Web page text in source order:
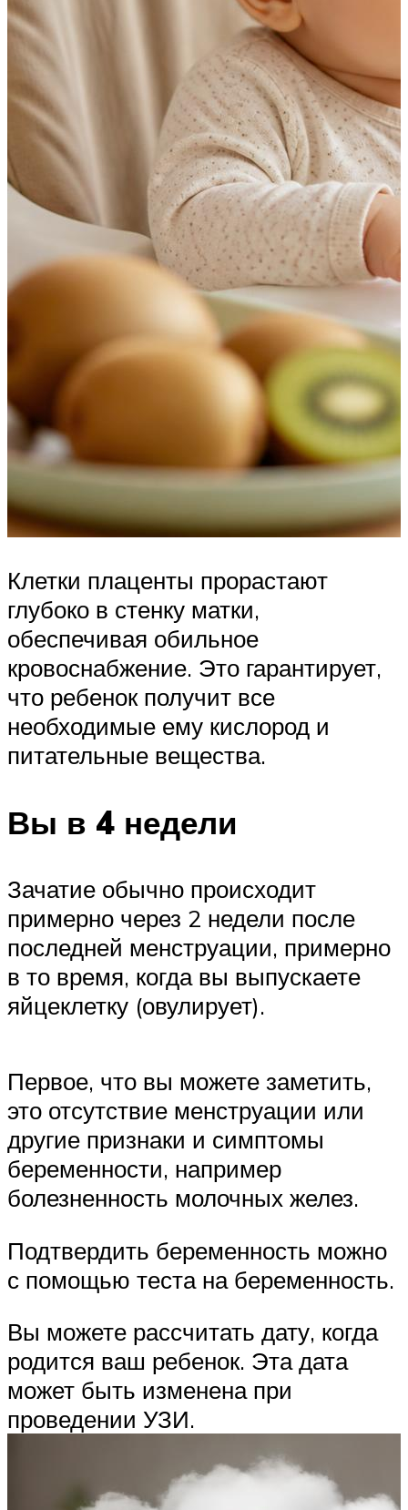
Клетки плаценты прорастают
глубоко в стенку матки,
обеспечивая обильное
кровоснабжение. Это гарантирует,
что ребенок получит все
необходимые ему кислород и
питательные вещества.
Вы в 4 недели
Зачатие обычно происходит
примерно через 2 недели после
последней менструации, примерно
в то время, когда вы выпускаете
яйцеклетку (овулирует).
Первое, что вы можете заметить,
это отсутствие менструации или
другие признаки и симптомы
беременности, например
болезненность молочных желез.
Подтвердить беременность можно
с помощью теста на беременность.
Вы можете рассчитать дату, когда
родится ваш ребенок. Эта дата
может быть изменена при
проведении УЗИ.